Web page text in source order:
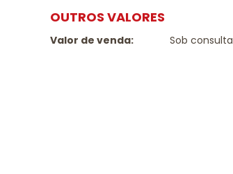
OUTROS VALORES
Valor de venda: Sob consulta